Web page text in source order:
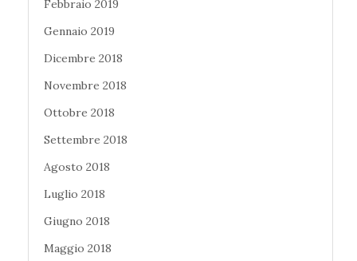
Febbraio 2019
Gennaio 2019
Dicembre 2018
Novembre 2018
Ottobre 2018
Settembre 2018
Agosto 2018
Luglio 2018
Giugno 2018
Maggio 2018